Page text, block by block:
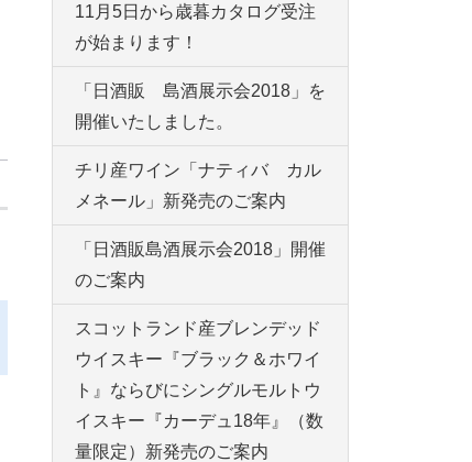
11月5日から歳暮カタログ受注
が始まります！
「日酒販 島酒展示会2018」を
開催いたしました。
チリ産ワイン「ナティバ カル
メネール」新発売のご案内
「日酒販島酒展示会2018」開催
のご案内
スコットランド産ブレンデッド
ウイスキー『ブラック＆ホワイ
ト』ならびにシングルモルトウ
イスキー『カーデュ18年』（数
量限定）新発売のご案内